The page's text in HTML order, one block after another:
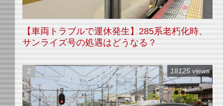
【車両トラブルで運休発生】285系老朽化時、
サンライズ号の処遇はどうなる？
18125 views